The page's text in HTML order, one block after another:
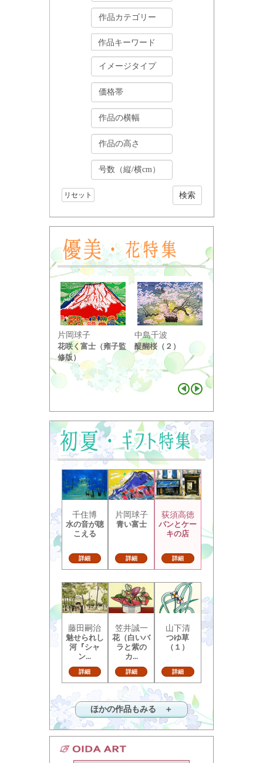
リセット
片岡球子
花咲く富士（雍子監
修版）
中島千波
醍醐桜（２）
り ...
千住博
水の音が聴
こえる
詳細
片岡球子
青い富士
詳細
荻須高徳
パンとケー
キの店
詳細
藤田嗣治
魅せられし
河『シャ
ン...
詳細
笠井誠一
花（白いバ
ラと紫の
カ...
詳細
山下清
つゆ草
（１）
詳細
ほかの作品もみる ＋